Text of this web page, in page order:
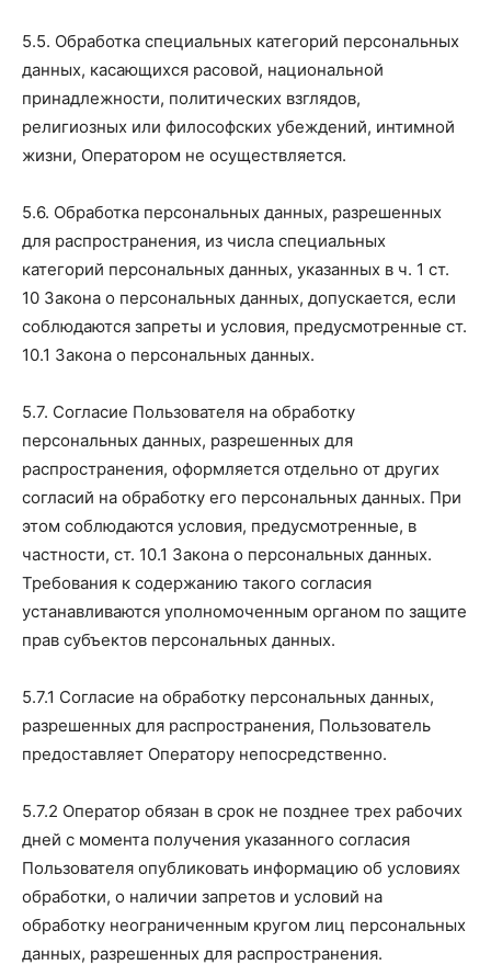
5.5. Обработка специальных категорий персональных
данных, касающихся расовой, национальной
принадлежности, политических взглядов,
религиозных или философских убеждений, интимной
жизни, Оператором не осуществляется.
5.6. Обработка персональных данных, разрешенных
для распространения, из числа специальных
категорий персональных данных, указанных в ч. 1 ст.
10 Закона о персональных данных, допускается, если
соблюдаются запреты и условия, предусмотренные ст.
10.1 Закона о персональных данных.
5.7. Согласие Пользователя на обработку
персональных данных, разрешенных для
распространения, оформляется отдельно от других
согласий на обработку его персональных данных. При
этом соблюдаются условия, предусмотренные, в
частности, ст. 10.1 Закона о персональных данных.
Требования к содержанию такого согласия
устанавливаются уполномоченным органом по защите
прав субъектов персональных данных.
5.7.1 Согласие на обработку персональных данных,
разрешенных для распространения, Пользователь
предоставляет Оператору непосредственно.
5.7.2 Оператор обязан в срок не позднее трех рабочих
дней с момента получения указанного согласия
Пользователя опубликовать информацию об условиях
обработки, о наличии запретов и условий на
обработку неограниченным кругом лиц персональных
данных, разрешенных для распространения.